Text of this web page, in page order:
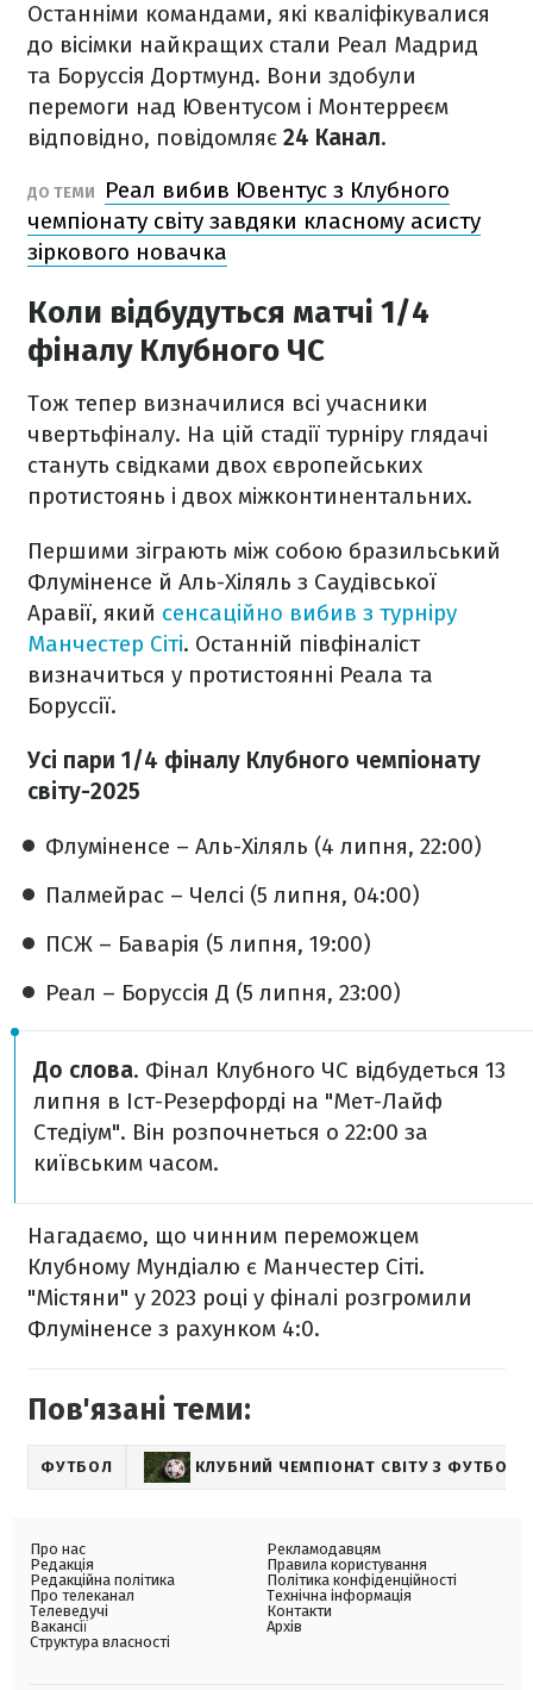
Останніми командами, які кваліфікувалися
до вісімки найкращих стали Реал Мадрид
та Боруссія Дортмунд. Вони здобули
перемоги над Ювентусом і Монтерреєм
відповідно, повідомляє 24 Канал.
ДО ТЕМИ
Реал вибив Ювентус з Клубного
чемпіонату світу завдяки класному асисту
зіркового новачка
Коли відбудуться матчі 1/4
фіналу Клубного ЧС
Тож тепер визначилися всі учасники
чвертьфіналу. На цій стадії турніру глядачі
стануть свідками двох європейських
протистоянь і двох міжконтинентальних.
Першими зіграють між собою бразильський
Флуміненсе й Аль-Хіляль з Саудівської
Аравії, який сенсаційно вибив з турніру
Манчестер Сіті. Останній півфіналіст
визначиться у протистоянні Реала та
Боруссії.
Усі пари 1/4 фіналу Клубного чемпіонату
світу-2025
Флуміненсе – Аль-Хіляль (4 липня, 22:00)
Палмейрас – Челсі (5 липня, 04:00)
ПСЖ – Баварія (5 липня, 19:00)
Реал – Боруссія Д (5 липня, 23:00)
До слова. Фінал Клубного ЧС відбудеться 13
липня в Іст-Резерфорді на "Мет-Лайф
Стедіум". Він розпочнеться о 22:00 за
київським часом.
Нагадаємо, що чинним переможцем
Клубному Мундіалю є Манчестер Сіті.
"Містяни" у 2023 році у фіналі розгромили
Флуміненсе з рахунком 4:0.
Пов'язані теми:
ФУТБОЛ КЛУБНИЙ ЧЕМПІОНАТ СВІТУ З ФУТБОЛУ
Про нас
Редакція
Редакційна політика
Про телеканал
Телеведучі
Вакансії
Структура власності
Рекламодавцям
Правила користування
Політика конфіденційності
Технічна інформація
Контакти
Архів